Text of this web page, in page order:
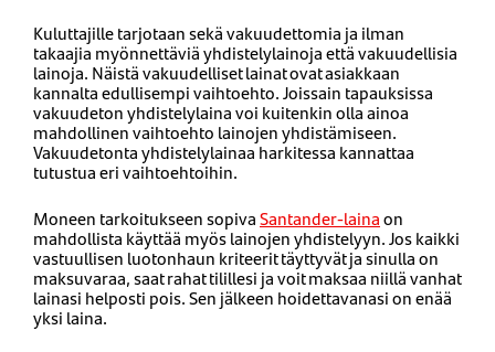
Kuluttajille tarjotaan sekä vakuudettomia ja ilman
takaajia myönnettäviä yhdistelylainoja että vakuudellisia
lainoja. Näistä vakuudelliset lainat ovat asiakkaan
kannalta edullisempi vaihtoehto. Joissain tapauksissa
vakuudeton yhdistelylaina voi kuitenkin olla ainoa
mahdollinen vaihtoehto lainojen yhdistämiseen.
Vakuudetonta yhdistelylainaa harkitessa kannattaa
tutustua eri vaihtoehtoihin.
Moneen tarkoitukseen sopivaSantander-lainaon
mahdollista käyttää myös lainojen yhdistelyyn. Jos kaikki
vastuullisen luotonhaun kriteerit täyttyvät ja sinulla on
maksuvaraa, saat rahat tilillesi ja voit maksaa niillä vanhat
lainasi helposti pois. Sen jälkeen hoidettavanasi on enää
yksi laina.